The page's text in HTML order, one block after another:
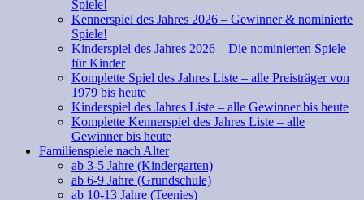
Spiele!
Kennerspiel des Jahres 2026 – Gewinner & nominierte
Spiele!
Kinderspiel des Jahres 2026 – Die nominierten Spiele
für Kinder
Komplette Spiel des Jahres Liste – alle Preisträger von
1979 bis heute
Kinderspiel des Jahres Liste – alle Gewinner bis heute
Komplette Kennerspiel des Jahres Liste – alle
Gewinner bis heute
Familienspiele nach Alter
ab 3-5 Jahre (Kindergarten)
ab 6-9 Jahre (Grundschule)
ab 10-13 Jahre (Teenies)